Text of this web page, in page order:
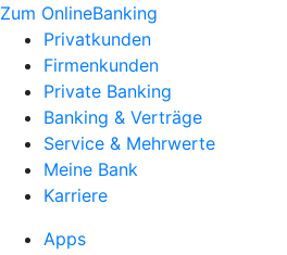
Zum OnlineBanking
Privatkunden
Firmenkunden
Private Banking
Banking & Verträge
Service & Mehrwerte
Meine Bank
Karriere
Apps